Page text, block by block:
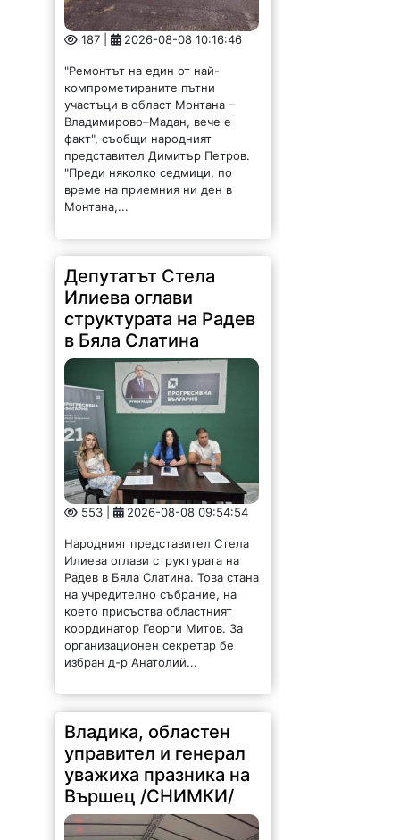
187 | 2026-08-08 10:16:46
"Ремонтът на един от най-
компрометираните пътни
участъци в област Монтана –
Владимирово–Мадан, вече е
факт", съобщи народният
представител Димитър Петров.
"Преди няколко седмици, по
време на приемния ни ден в
Монтана,...
Депутатът Стела
Илиева оглави
структурата на Радев
в Бяла Слатина
553 | 2026-08-08 09:54:54
Народният представител Стела
Илиева оглави структурата на
Радев в Бяла Слатина. Това стана
на учредително събрание, на
което присъства областният
координатор Георги Митов. За
организационен секретар бе
избран д-р Анатолий...
Владика, областен
управител и генерал
уважиха празника на
Вършец /СНИМКИ/